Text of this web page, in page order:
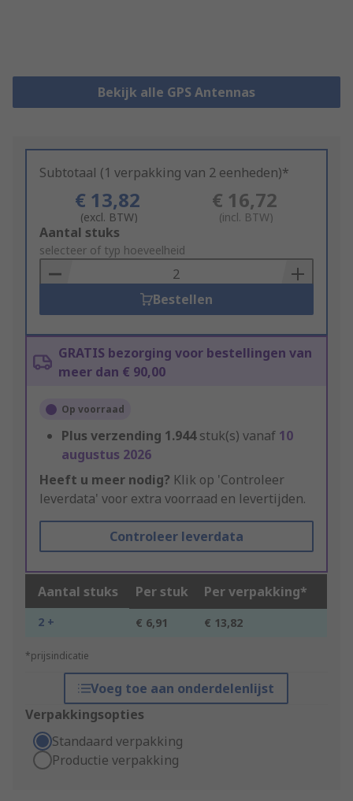
Bekijk alle GPS Antennas
Subtotaal (1 verpakking van 2 eenheden)*
€ 13,82
(excl. BTW)
€ 16,72
(incl. BTW)
Add
to
Basket
Aantal stuks
selecteer of typ hoeveelheid
Bestellen
GRATIS bezorging voor bestellingen van
meer dan € 90,00
Op voorraad
Plus verzending 1.944stuk(s) vanaf 10
augustus 2026
Heeft u meer nodig? Klik op 'Controleer
leverdata' voor extra voorraad en levertijden.
Controleer leverdata
Aantal stuks Per stuk Per verpakking*
2 + € 6,91 € 13,82
*prijsindicatie
Voeg toe aan onderdelenlijst
Verpakkingsopties
Standaard verpakking
Productie verpakking